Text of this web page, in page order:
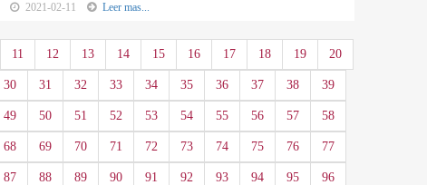
2021-02-11 Leer mas...
11 12 13 14 15 16 17 18 19 20
30 31 32 33 34 35 36 37 38 39
49 50 51 52 53 54 55 56 57 58
68 69 70 71 72 73 74 75 76 77
87 88 89 90 91 92 93 94 95 96